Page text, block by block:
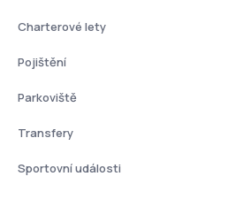
Charterové lety
Pojištění
Parkoviště
Transfery
Sportovní události